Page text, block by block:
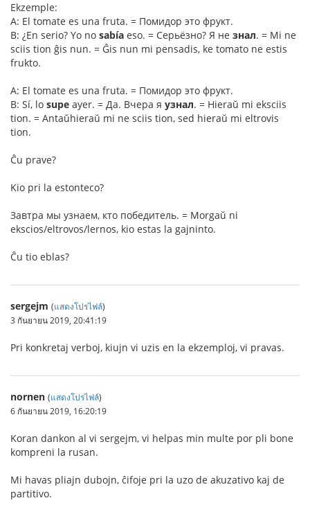
Ekzemple:
A: El tomate es una fruta. = Помидор это фрукт.
B: ¿En serio? Yo no sabía eso. = Серьёзно? Я не знал. = Mi ne
sciis tion ĝis nun. = Ĝis nun mi pensadis, ke tomato ne estis
frukto.
A: El tomate es una fruta. = Помидор это фрукт.
B: Sí, lo supe ayer. = Да. Вчера я узнал. = Hieraŭ mi eksciis
tion. = Antaŭhieraŭ mi ne sciis tion, sed hieraŭ mi eltrovis
tion.
Ĉu prave?
Kio pri la estonteco?
Завтра мы узнаем, кто победитель. = Morgaŭ ni
ekscios/eltrovos/lernos, kio estas la gajninto.
Ĉu tio eblas?
sergejm (แสดงโปรไฟล์)
3 กันยายน 2019, 20:41:19
Pri konkretaj verboj, kiujn vi uzis en la ekzemploj, vi pravas.
nornen (แสดงโปรไฟล์)
6 กันยายน 2019, 16:20:19
Koran dankon al vi sergejm, vi helpas min multe por pli bone
kompreni la rusan.
Mi havas pliajn dubojn, ĉifoje pri la uzo de akuzativo kaj de
partitivo.